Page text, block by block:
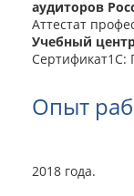
аудиторов
Аттестат
Учебный
Сертификат1С:
Опыт
2018 года.